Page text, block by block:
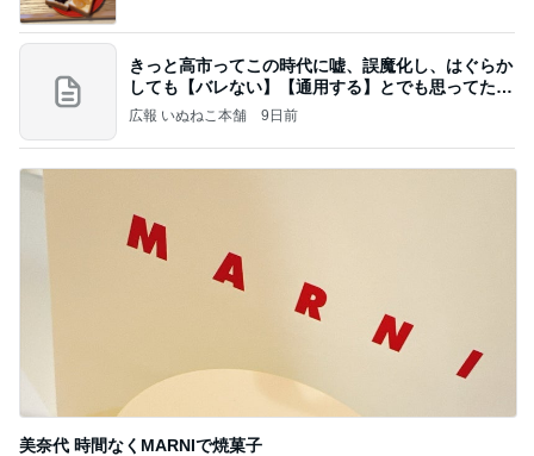
きっと高市ってこの時代に嘘、誤魔化し、はぐらか
しても【バレない】【通用する】とでも思ってたん
だろ
広報 いぬねこ本舗 9日前
美奈代 時間なくMARNIで焼菓子